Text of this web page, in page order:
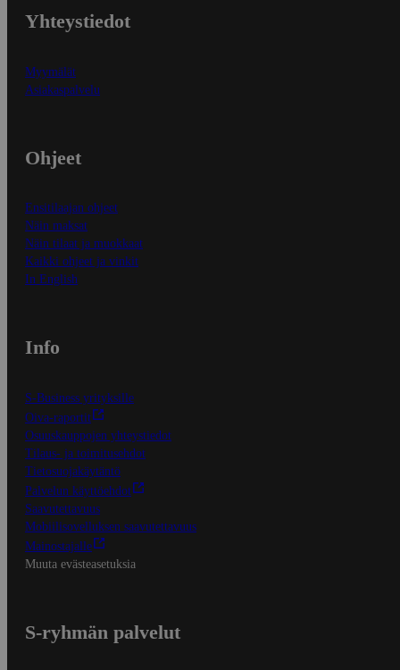
Yhteystiedot
Myymälät
Asiakaspalvelu
Ohjeet
Ensitilaajan ohjeet
Näin maksat
Näin tilaat ja muokkaat
Kaikki ohjeet ja vinkit
In English
Info
S-Business yrityksille
Oiva-raportit
Osuuskauppojen yhteystiedot
Tilaus- ja toimitusehdot
Tietosuojakäytäntö
Palvelun käyttöehdot
Saavutettavuus
Mobiilisovelluksen saavutettavuus
Mainostajalle
Muuta evästeasetuksia
S-ryhmän palvelut